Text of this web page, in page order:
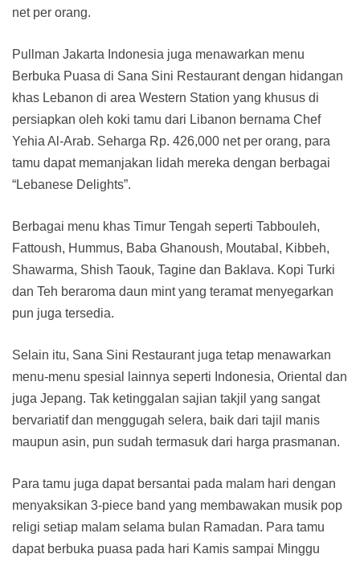
net per orang.
Pullman Jakarta Indonesia juga menawarkan menu
Berbuka Puasa di Sana Sini Restaurant dengan hidangan
khas Lebanon di area Western Station yang khusus di
persiapkan oleh koki tamu dari Libanon bernama Chef
Yehia Al-Arab. Seharga Rp. 426,000 net per orang, para
tamu dapat memanjakan lidah mereka dengan berbagai
“Lebanese Delights”.
Berbagai menu khas Timur Tengah seperti Tabbouleh,
Fattoush, Hummus, Baba Ghanoush, Moutabal, Kibbeh,
Shawarma, Shish Taouk, Tagine dan Baklava. Kopi Turki
dan Teh beraroma daun mint yang teramat menyegarkan
pun juga tersedia.
Selain itu, Sana Sini Restaurant juga tetap menawarkan
menu-menu spesial lainnya seperti Indonesia, Oriental dan
juga Jepang. Tak ketinggalan sajian takjil yang sangat
bervariatif dan menggugah selera, baik dari tajil manis
maupun asin, pun sudah termasuk dari harga prasmanan.
Para tamu juga dapat bersantai pada malam hari dengan
menyaksikan 3-piece band yang membawakan musik pop
religi setiap malam selama bulan Ramadan. Para tamu
dapat berbuka puasa pada hari Kamis sampai Minggu